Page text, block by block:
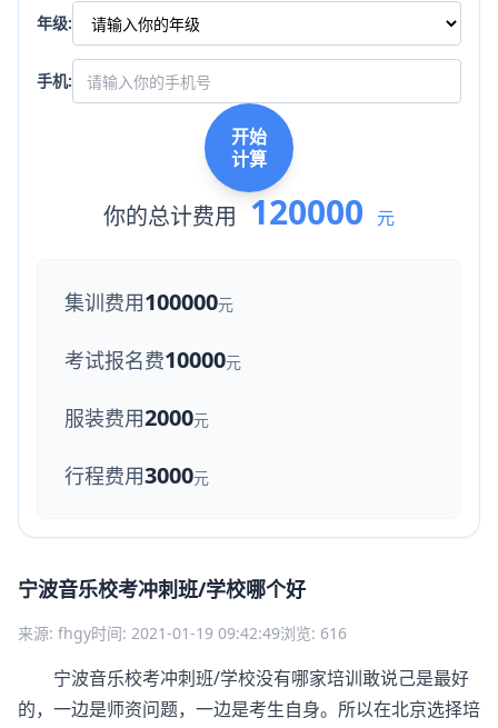
年级:
手机:
开始
计算
你的总计费用 120000 元
集训费用100000元
考试报名费10000元
服装费用2000元
行程费用3000元
宁波音乐校考冲刺班/学校哪个好
来源: fhgy时间: 2021-01-19 09:42:49浏览: 616
宁波音乐校考冲刺班/学校没有哪家培训敢说己是最好
的，一边是师资问题，一边是考生自身。所以在北京选择培